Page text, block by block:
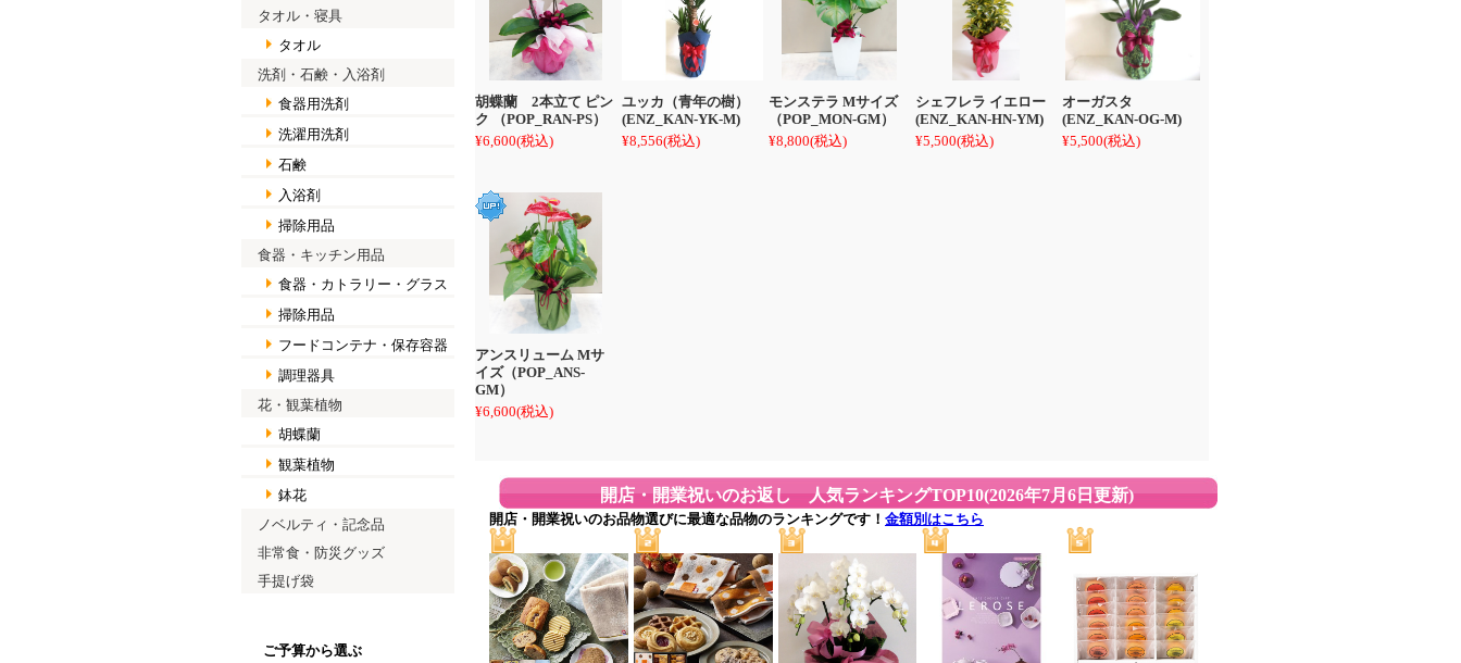
胡蝶蘭 2本立て ピン
ク （POP_RAN-PS）
¥6,600(税込)
ユッカ（青年の樹）
(ENZ_KAN-YK-M)
¥8,556(税込)
モンステラ Mサイズ
（POP_MON-GM）
¥8,800(税込)
シェフレラ イエロー
(ENZ_KAN-HN-YM)
¥5,500(税込)
オーガスタ
(ENZ_KAN-OG-M)
¥5,500(税込)
アンスリューム Mサ
イズ（POP_ANS-
GM）
¥6,600(税込)
タオル・寝具
タオル
洗剤・石鹸・入浴剤
食器用洗剤
洗濯用洗剤
石鹸
入浴剤
掃除用品
食器・キッチン用品
食器・カトラリー・グラス
掃除用品
フードコンテナ・保存容器
調理器具
花・観葉植物
胡蝶蘭
観葉植物
鉢花
ノベルティ・記念品
非常食・防災グッズ
手提げ袋
ご予算から選ぶ